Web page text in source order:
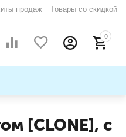
продаж Товары со скидкой
0
[CLONE], с